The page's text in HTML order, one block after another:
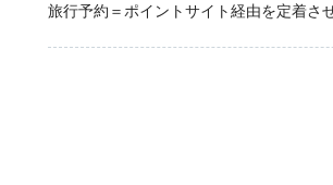
旅行予約＝ポイントサイト経由を定着さ